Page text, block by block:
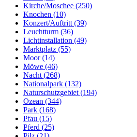
Kirche/Moschee (250)
Knochen (10)
Konzert/Auftritt (39)
Leuchtturm (36)
Lichtinstallation (49)
Marktplatz (55)
Moor (14)
Möwe (46)
Nacht (268)
Nationalpark (132)
Naturschutzgebiet (194)
Ozean (344)
Park (168)
Pfau (15)
Pferd (25)